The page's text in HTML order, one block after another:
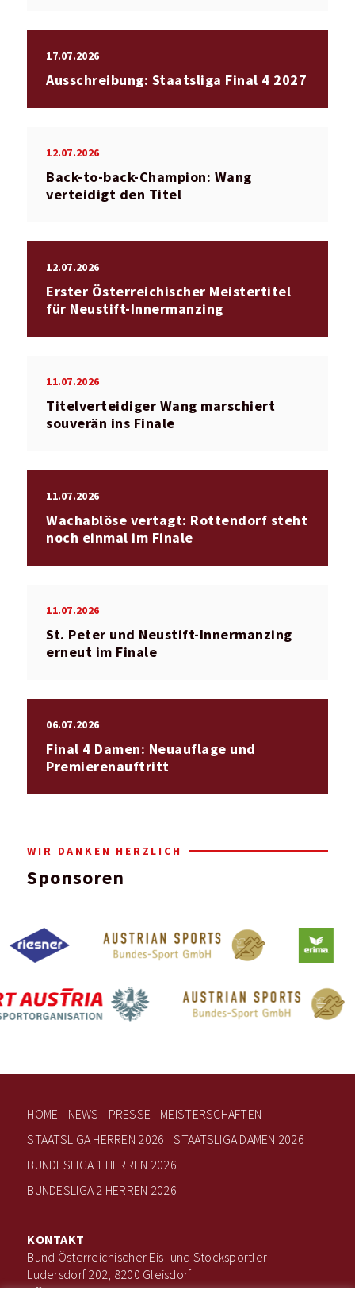
17.07.2026
Ausschreibung: Staatsliga Final 4 2027
12.07.2026
Back-to-back-Champion: Wang
verteidigt den Titel
12.07.2026
Erster Österreichischer Meistertitel
für Neustift-Innermanzing
11.07.2026
Titelverteidiger Wang marschiert
souverän ins Finale
11.07.2026
Wachablöse vertagt: Rottendorf steht
noch einmal im Finale
11.07.2026
St. Peter und Neustift-Innermanzing
erneut im Finale
06.07.2026
Final 4 Damen: Neuauflage und
Premierenauftritt
WIR DANKEN HERZLICH
Sponsoren
HOME NEWS PRESSE
MEISTERSCHAFTEN
STAATSLIGA HERREN 2026
STAATSLIGA DAMEN 2026
BUNDESLIGA 1 HERREN 2026
BUNDESLIGA 2 HERREN 2026
KONTAKT
Bund Österreichischer Eis- und Stocksportler
Ludersdorf 202, 8200 Gleisdorf
office@boee.at